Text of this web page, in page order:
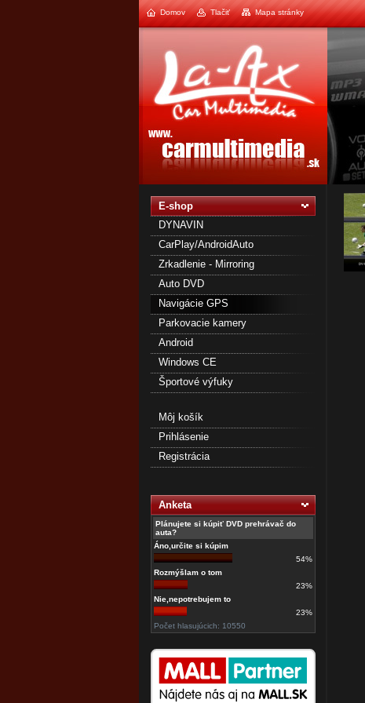
Domov Tlačiť Mapa stránky
E-shop
DYNAVIN
CarPlay/AndroidAuto
Zrkadlenie - Mirroring
Auto DVD
Navigácie GPS
Parkovacie kamery
Android
Windows CE
Športové výfuky
Môj košík
Prihlásenie
Registrácia
Anketa
Plánujete si kúpiť DVD prehrávač do
auta?
Áno,určite si kúpim
54%
Rozmýšlam o tom
23%
Nie,nepotrebujem to
23%
Počet hlasujúcich: 10550